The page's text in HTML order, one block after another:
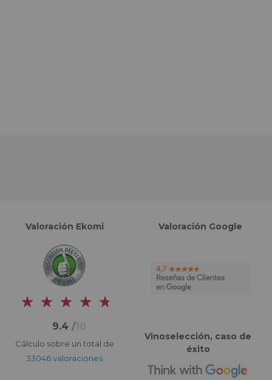
Valoración Ekomi
9.4 /10
Cálculo sobre un total de
33046 valoraciones
Valoración Google
Vinoselección, caso de
éxito